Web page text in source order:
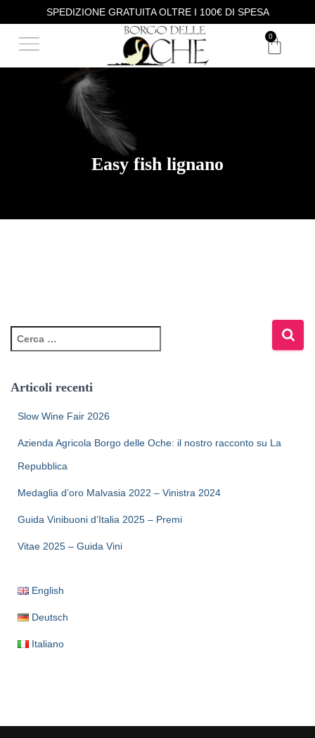
SPEDIZIONE GRATUITA OLTRE I 100€ DI SPESA
0
Easy fish lignano
Articoli recenti
Slow Wine Fair 2026
Azienda Agricola Borgo delle Oche: il nostro racconto su La
Repubblica
Medaglia d’oro Malvasia 2022 – Vinistra 2024
Guida Vinibuoni d’Italia 2025 – Premi
Vitae 2025 – Guida Vini
English
Deutsch
Italiano